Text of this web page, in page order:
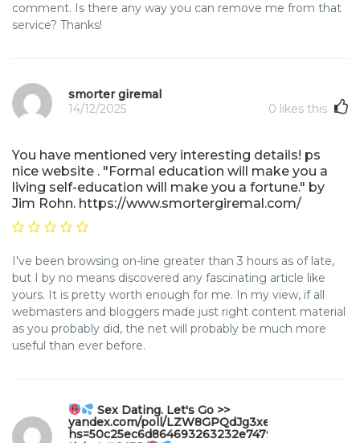
comment. Is there any way you can remove me from that
service? Thanks!
smorter giremal
14/12/2025
0 likes this
You have mentioned very interesting details! ps
nice website . "Formal education will make you a
living self-education will make you a fortune." by
Jim Rohn. https://www.smortergiremal.com/
I've been browsing on-line greater than 3 hours as of late,
but I by no means discovered any fascinating article like
yours. It is pretty worth enough for me. In my view, if all
webmasters and bloggers made just right content material
as you probably did, the net will probably be much more
useful than ever before.
Sex Dating. Let's Go >>
yandex.com/poll/LZW8GPQdJg3xe5C7gt95bD?
hs=50c25ec6d864693263232e747970b49f&